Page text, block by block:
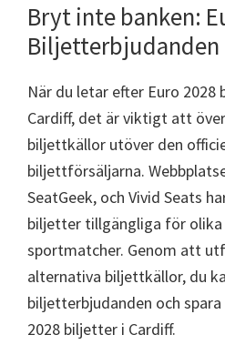
Bryt inte banken:
Biljetterbjudanden
När du letar efter Euro 2028
Cardiff, det är viktigt att
biljettkällor utöver den
biljettförsäljarna.
SeatGeek, och Vivid Seats
biljetter tillgängliga för olika
sportmatcher. Genom att
alternativa biljettkällor, du
biljetterbjudanden och
2028 biljetter i Cardiff.